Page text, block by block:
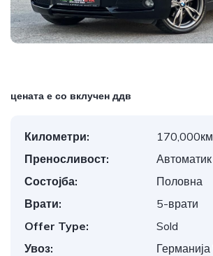
цената е со вклучен ддв
Километри:
170,000км
Преносливост:
Автоматик
Состојба:
Половна
Врати:
5-врати
Offer Type:
Sold
Увоз:
Германија